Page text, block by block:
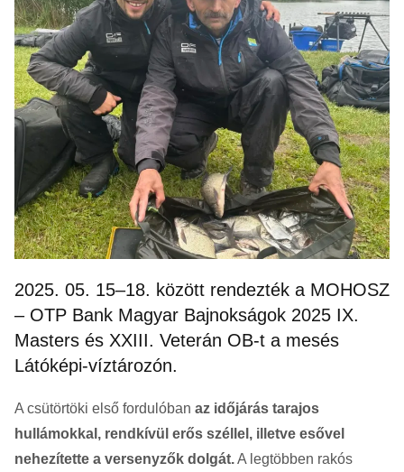
2025. 05. 15–18. között rendezték a MOHOSZ
– OTP Bank Magyar Bajnokságok 2025 IX.
Masters és XXIII. Veterán OB-t a mesés
Látóképi-víztározón.
A csütörtöki első fordulóban az időjárás tarajos
hullámokkal, rendkívül erős széllel, illetve esővel
nehezítette a versenyzők dolgát.A legtöbben rakós